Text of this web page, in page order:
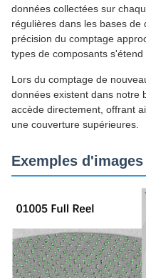
données collectées sur
régulières dans les bases de
précision du comptage
types de composants s'étend
Lors du comptage de
données existent dans notre
accède directement, offrant
une couverture supérieures.
Exemples d'images